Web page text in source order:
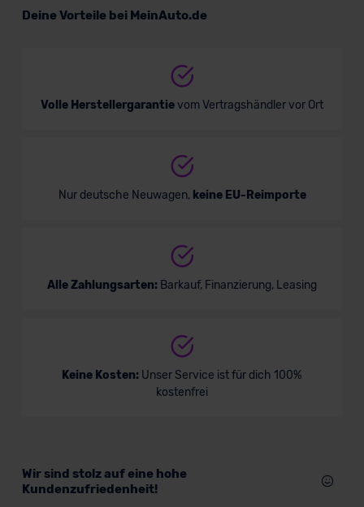
Deine Vorteile bei MeinAuto.de
Volle Herstellergarantievom Vertragshändler vor Ort
Nur deutsche Neuwagen, keine EU-Reimporte
Alle Zahlungsarten: Barkauf, Finanzierung, Leasing
Keine Kosten: Unser Service ist für dich 100%
kostenfrei
Wir sind stolz auf eine hohe
Kundenzufriedenheit!